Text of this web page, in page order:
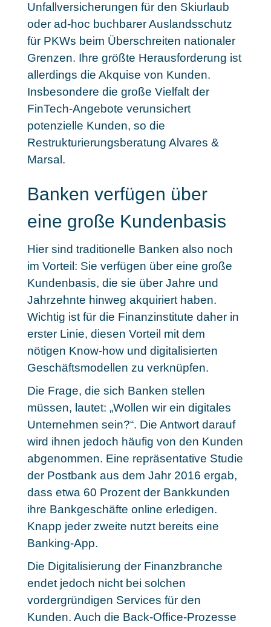
Unfallversicherungen für den Skiurlaub
oder ad-hoc buchbarer Auslandsschutz
für PKWs beim Überschreiten nationaler
Grenzen. Ihre größte Herausforderung ist
allerdings die Akquise von Kunden.
Insbesondere die große Vielfalt der
FinTech-Angebote verunsichert
potenzielle Kunden, so die
Restrukturierungsberatung Alvares &
Marsal.
Banken verfügen über
eine große Kundenbasis
Hier sind traditionelle Banken also noch
im Vorteil: Sie verfügen über eine große
Kundenbasis, die sie über Jahre und
Jahrzehnte hinweg akquiriert haben.
Wichtig ist für die Finanzinstitute daher in
erster Linie, diesen Vorteil mit dem
nötigen Know-how und digitalisierten
Geschäftsmodellen zu verknüpfen.
Die Frage, die sich Banken stellen
müssen, lautet: „Wollen wir ein digitales
Unternehmen sein?“. Die Antwort darauf
wird ihnen jedoch häufig von den Kunden
abgenommen. Eine repräsentative Studie
der Postbank aus dem Jahr 2016 ergab,
dass etwa 60 Prozent der Bankkunden
ihre Bankgeschäfte online erledigen.
Knapp jeder zweite nutzt bereits eine
Banking-App.
Die Digitalisierung der Finanzbranche
endet jedoch nicht bei solchen
vordergründigen Services für den
Kunden. Auch die Back-Office-Prozesse